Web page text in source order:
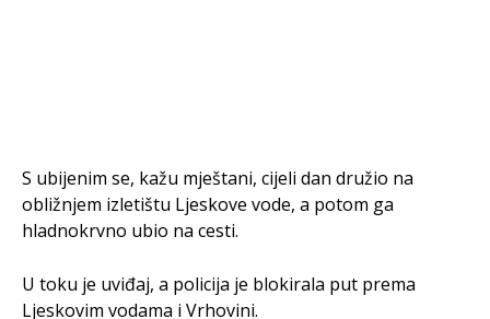
S ubijenim se, kažu mještani, cijeli dan družio na
obližnjem izletištu Ljeskove vode, a potom ga
hladnokrvno ubio na cesti.
U toku je uviđaj, a policija je blokirala put prema
Ljeskovim vodama i Vrhovini.